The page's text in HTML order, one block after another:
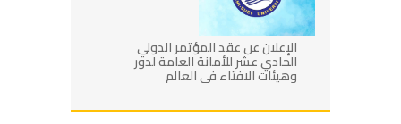
الإعلان عن عقد المؤتمر الدولي
الحادي عشر للأمانة العامة لدور
وهيئات الافتاء في العالم